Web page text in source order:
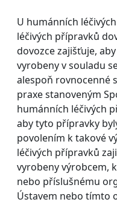
U humánních
léčivých přípravků
dovozce zajišťuje,
vyrobeny v souladu
alespoň rovnocenné
praxe stanoveným
humánních léčivých
aby tyto přípravky
povolením k takové
léčivých přípravků
vyrobeny výrobcem,
nebo příslušnému
Ústavem nebo tímto